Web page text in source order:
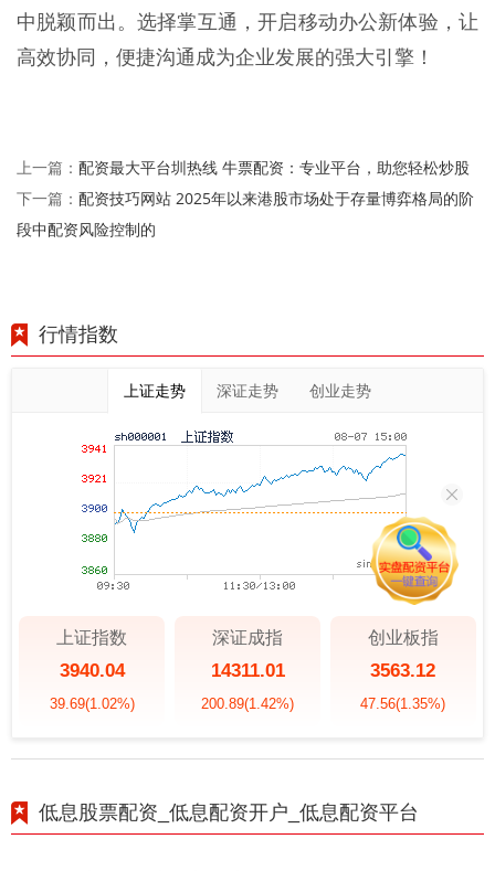
中脱颖而出。选择掌互通，开启移动办公新体验，让
高效协同，便捷沟通成为企业发展的强大引擎！
上一篇： 配资最大平台圳热线 牛票配资：专业平台，助您轻松炒股
下一篇： 配资技巧网站 2025年以来港股市场处于存量博弈格局的阶
段中配资风险控制的
行情指数
上证走势 深证走势 创业走势
上证指数
3940.04
39.69(1.02%)
深证成指
14311.01
200.89(1.42%)
创业板指
3563.12
47.56(1.35%)
低息股票配资_低息配资开户_低息配资平台